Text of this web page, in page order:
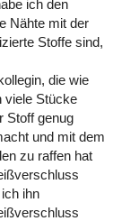
ich den
Nähte mit der
Stoffe sind,
die wie
viele Stücke
Stoff genug
und mit dem
zu raffen hat
ihn